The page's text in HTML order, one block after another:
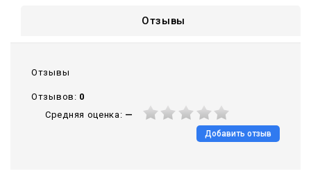
Отзывы
Отзывы
Отзывов: 0
Средняя оценка: —
Добавить отзыв